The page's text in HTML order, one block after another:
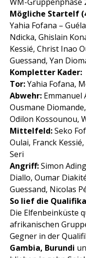
Mögliche Startelf
Yahia Fofana –
Ndicka, Ghislain
Kessié, Christ Inao
Guessand, Yan
Kompletter Kader:
Tor:Yahia Fofana,
Abwehr: Emmanuel
Ousmane
Odilon Kossounou,
Mittelfeld:Seko
Oulai, Franck
Seri
Angriff:Simon
Diallo, Oumar
Guessand, Nicolas
So lief die
Die Elfenbeinküste
afrikanischen
Gegner in der
Gambia, Burundi